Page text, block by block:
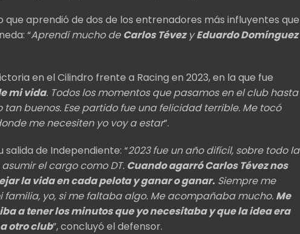
aprendió de dos de los entrenadores más influyentes que
“Aprendí mucho deCarlos TévezyEduardo Domínguez
en el Cilindro frente a Racing en 2023, en la que fue
mi vida. Todos los momentos que pasamos en el club hasta
buenos. Ese partido fue una felicidad terrible. Me tocó
me necesiten yo voy a estar”.
de Independiente: “2023 fue un año difícil, sobre todo la
el cargo como DT. Cuando agarró Carlos Tévez nos
la vida en cada pelota y ganar o ganar. Siempre me
yo, si me faltaba algo. Me acompañaba mucho. Me
a tener los minutos que yo necesitaba y que la idea era
otro club”, concluyó el defensor.